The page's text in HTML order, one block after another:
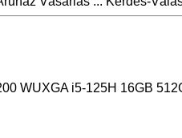
WUXGA i5-125H 16GB